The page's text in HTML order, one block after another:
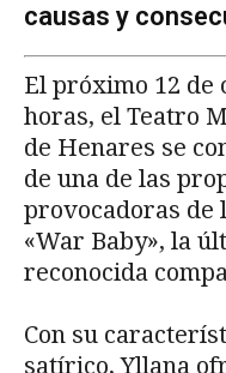
causas y
El próximo 12 de
horas, el Teatro
de Henares se
de una de las
provocadoras de
«War Baby», la
reconocida
Con su
satírico, Yllana